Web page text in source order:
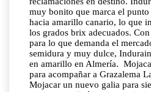
muy bonito que marca el
hacia amarillo canario, lo que
los grados brix adecuados.
para lo que demanda el
semidura y muy dulce,
en amarillo en Almería.
para acompañar a Grazalema
Mojacar un nuevo galia para